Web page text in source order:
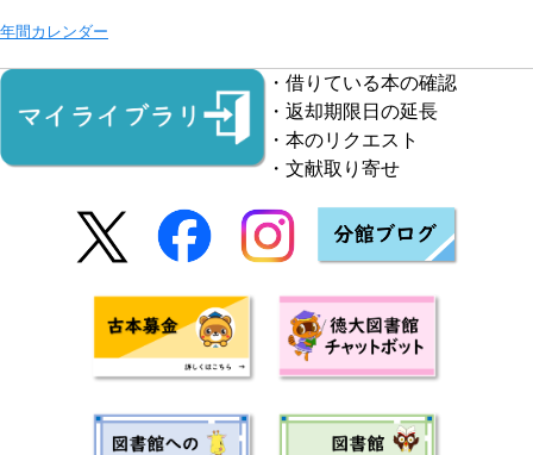
年間カレンダー
・借りている本の確認
・返却期限日の延長
・本のリクエスト
・文献取り寄せ